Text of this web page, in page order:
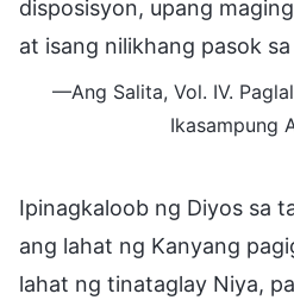
disposisyon, upang
at isang nilikhang pasok
—Ang Salita, Vol. IV.
Ikasampung
Ipinagkaloob ng Diyos sa
ang lahat ng Kanyang
lahat ng tinataglay Niya,